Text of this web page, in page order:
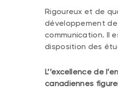
Rigoureux et de
développement
communication. Il
disposition des
L’’excellence de
canadiennes